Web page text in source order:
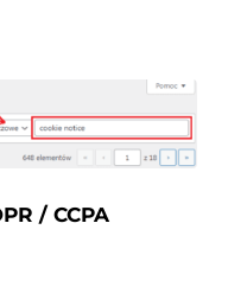
/ CCPA